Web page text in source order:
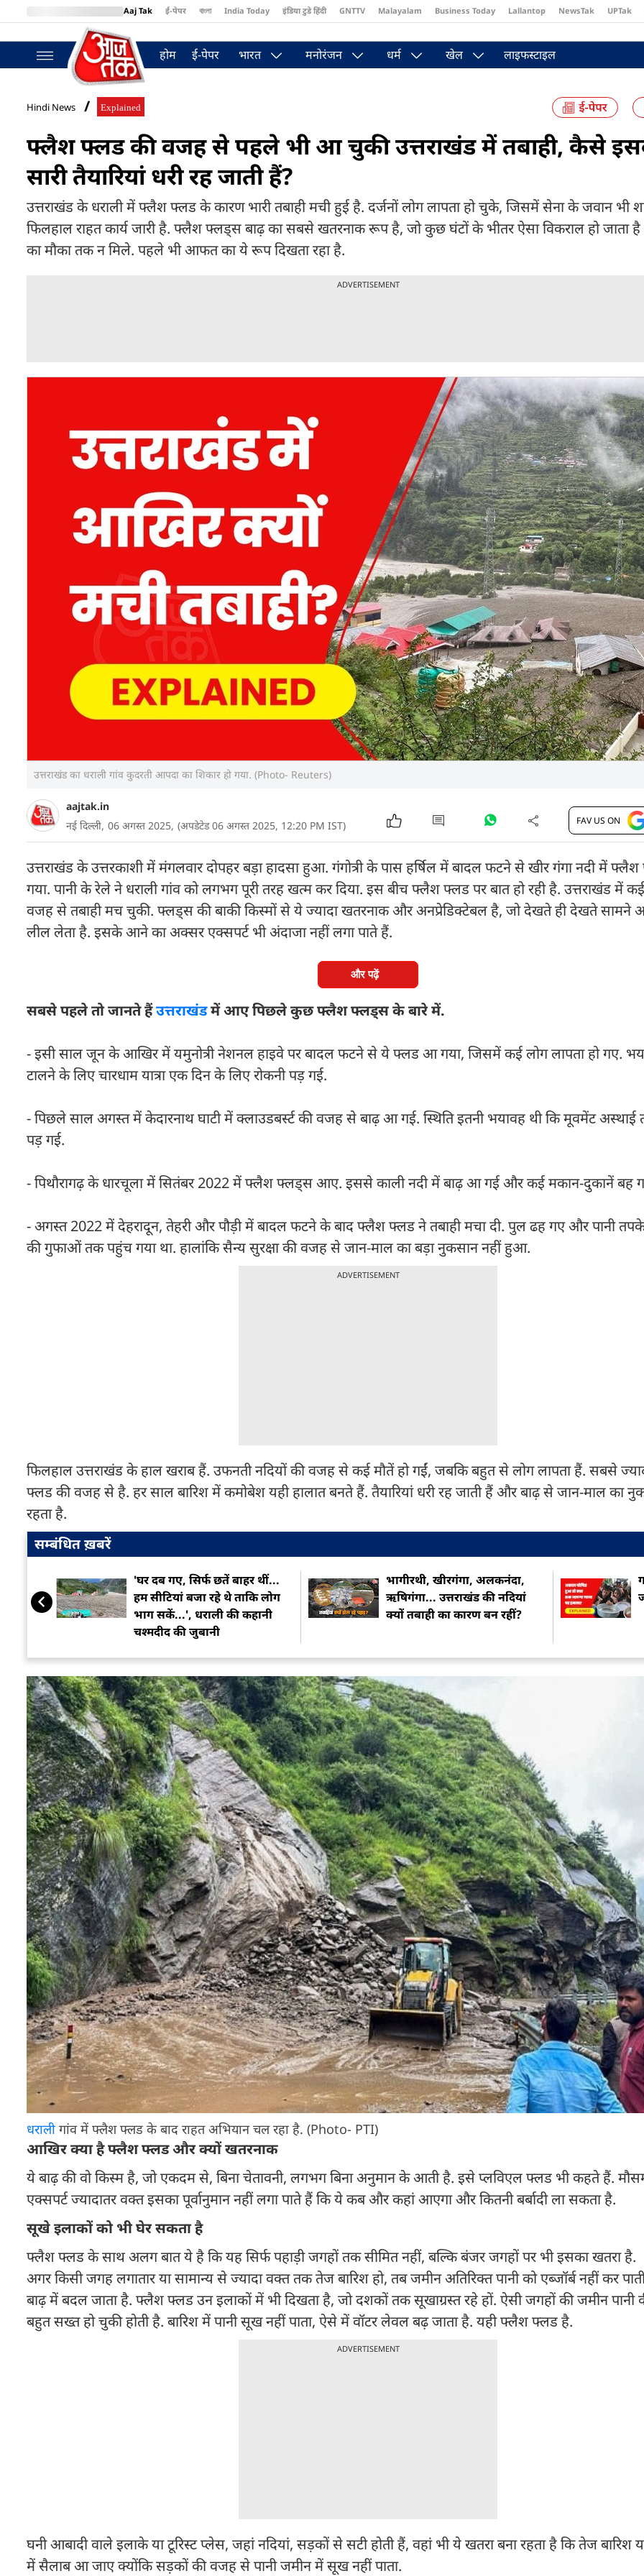
Aaj Tak ई-पेपर বাংলা India Today इंडिया टुडे हिंदी GNTTV Malayalam Business Today Lallantop NewsTak UPTak
BT Bazaar
होम ई-पेपर भारत मनोरंजन धर्म खेल लाइफस्टाइल
Hindi News Explained
फ्लैश फ्लड की वजह से पहले भी आ चुकी उत्तराखंड में तबाही, कैसे
सारी तैयारियां धरी रह जाती हैं?
उत्तराखंड के धराली में फ्लैश फ्लड के कारण भारी तबाही मची हुई है. दर्जनों लोग लापता हो चुके, जिसमें सेना के जवान भी
फिलहाल राहत कार्य जारी है. फ्लैश फ्लड्स बाढ़ का सबसे खतरनाक रूप है, जो कुछ घंटों के भीतर ऐसा विकराल हो जाता
का मौका तक न मिले. पहले भी आफत का ये रूप दिखता रहा है.
ADVERTISEMENT
उत्तराखंड का धराली गांव कुदरती आपदा का शिकार हो गया. (Photo- Reuters)
aajtak.in
नई दिल्ली, 06 अगस्त 2025, (अपडेटेड 06 अगस्त 2025, 12:20 PM IST) FAV US ON
उत्तराखंड के उत्तरकाशी में मंगलवार दोपहर बड़ा हादसा हुआ. गंगोत्री के पास हर्षिल में बादल फटने से खीर गंगा नदी में
गया. पानी के रेले ने धराली गांव को लगभग पूरी तरह खत्म कर दिया. इस बीच फ्लैश फ्लड पर बात हो रही है. उत्तराखंड में
वजह से तबाही मच चुकी. फ्लड्स की बाकी किस्मों से ये ज्यादा खतरनाक और अनप्रेडिक्टेबल है, जो देखते ही देखते
लील लेता है. इसके आने का अक्सर एक्सपर्ट भी अंदाजा नहीं लगा पाते हैं.
और पढ़ें
सबसे पहले तो जानते हैंउत्तराखंडमें आए पिछले कुछ फ्लैश फ्लड्स के बारे में.
- इसी साल जून के आखिर में यमुनोत्री नेशनल हाइवे पर बादल फटने से ये फ्लड आ गया, जिसमें कई लोग लापता हो गए.
टालने के लिए चारधाम यात्रा एक दिन के लिए रोकनी पड़ गई.
- पिछले साल अगस्त में केदारनाथ घाटी में क्लाउडबर्स्ट की वजह से बाढ़ आ गई. स्थिति इतनी भयावह थी कि मूवमेंट अस्थाई
पड़ गई.
- पिथौरागढ़ के धारचूला में सितंबर 2022 में फ्लैश फ्लड्स आए. इससे काली नदी में बाढ़ आ गई और कई मकान-दुकानें बह
- अगस्त 2022 में देहरादून, तेहरी और पौड़ी में बादल फटने के बाद फ्लैश फ्लड ने तबाही मचा दी. पुल ढह गए और पानी
की गुफाओं तक पहुंच गया था. हालांकि सैन्य सुरक्षा की वजह से जान-माल का बड़ा नुकसान नहीं हुआ.
ADVERTISEMENT
फिलहाल उत्तराखंड के हाल खराब हैं. उफनती नदियों की वजह से कई मौतें हो गईं, जबकि बहुत से लोग लापता हैं. सबसे
फ्लड की वजह से है. हर साल बारिश में कमोबेश यही हालात बनते हैं. तैयारियां धरी रह जाती हैं और बाढ़ से जान-माल का
रहता है.
सम्बंधित ख़बरें
'घर दब गए, सिर्फ छतें बाहर थीं...
हम सीटियां बजा रहे थे ताकि लोग
भाग सकें...', धराली की कहानी
चश्मदीद की जुबानी
भागीरथी, खीरगंगा, अलकनंदा,
ऋषिगंगा... उत्तराखंड की नदियां
क्यों तबाही का कारण बन रहीं?
धराली गांव में फ्लैश फ्लड के बाद राहत अभियान चल रहा है. (Photo- PTI)
आखिर क्या है फ्लैश फ्लड और क्यों खतरनाक
ये बाढ़ की वो किस्म है, जो एकदम से, बिना चेतावनी, लगभग बिना अनुमान के आती है. इसे प्लविएल फ्लड भी कहते हैं.
एक्सपर्ट ज्यादातर वक्त इसका पूर्वानुमान नहीं लगा पाते हैं कि ये कब और कहां आएगा और कितनी बर्बादी ला सकता है.
सूखे इलाकों को भी घेर सकता है
फ्लैश फ्लड के साथ अलग बात ये है कि यह सिर्फ पहाड़ी जगहों तक सीमित नहीं, बल्कि बंजर जगहों पर भी इसका खतरा है.
अगर किसी जगह लगातार या सामान्य से ज्यादा वक्त तक तेज बारिश हो, तब जमीन अतिरिक्त पानी को एब्जॉर्ब नहीं कर
बाढ़ में बदल जाता है. फ्लैश फ्लड उन इलाकों में भी दिखता है, जो दशकों तक सूखाग्रस्त रहे हों. ऐसी जगहों की जमीन पानी
बहुत सख्त हो चुकी होती है. बारिश में पानी सूख नहीं पाता, ऐसे में वॉटर लेवल बढ़ जाता है. यही फ्लैश फ्लड है.
ADVERTISEMENT
घनी आबादी वाले इलाके या टूरिस्ट प्लेस, जहां नदियां, सड़कों से सटी होती हैं, वहां भी ये खतरा बना रहता है कि तेज बारिश
में सैलाब आ जाए क्योंकि सड़कों की वजह से पानी जमीन में सूख नहीं पाता.